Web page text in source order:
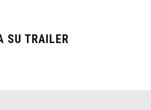
SU TRAILER